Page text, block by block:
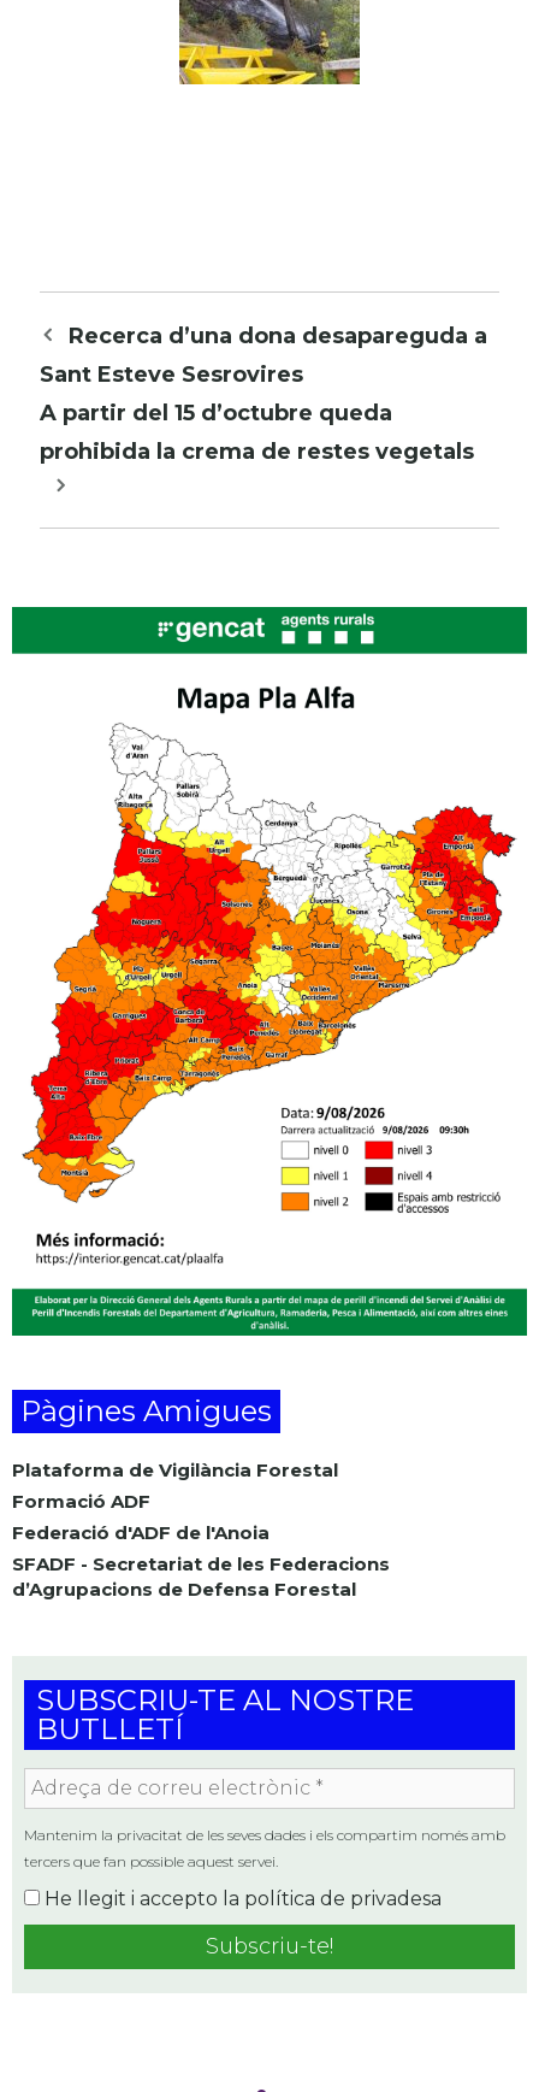
Recerca d’una dona desapareguda a
Sant Esteve Sesrovires
A partir del 15 d’octubre queda
prohibida la crema de restes vegetals
Pàgines Amigues
Plataforma de Vigilància Forestal
Formació ADF
Federació d'ADF de l'Anoia
SFADF - Secretariat de les Federacions
d’Agrupacions de Defensa Forestal
SUBSCRIU-TE AL NOSTRE
BUTLLETÍ
Adreça
de
correu
electrònic
*
Mantenim la privacitat de les seves dades i els compartim només amb
tercers que fan possible aquest servei.
He llegit i accepto la política de privadesa